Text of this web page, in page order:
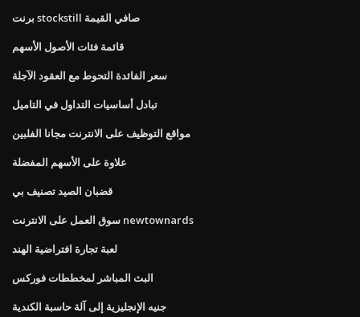
برنت stockstill صافي القيمة
قائمة فئات الأصول الأسهم
سعر الفائدة التحوط مع العقود الآجلة
تبادل أساسيات التداول في التاميل
مواقع التوظيف على الانترنت مجانا الفلبين
علاوة على الأسهم المفضلة
قضبان الصيد تصنيف بي
سوق العمل على الانترنت newtownards
لعبة تجارة افتراضية الهند
البث المباشر لمخططات فوركس
جنيه الإنجليزية إلى آلة حاسبة الكندية